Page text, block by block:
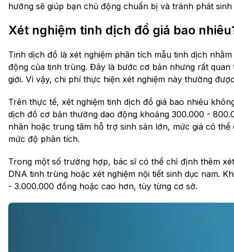
hưởng sẽ giúp bạn chủ động chuẩn bị và tránh phát
Xét nghiệm tinh dịch đồ giá bao
Tinh dịch đồ là xét nghiệm phân tích mẫu tinh dịch
động của tinh trùng. Đây là bước cơ bản nhưng rất
giới. Vì vậy, chi phí thực hiện xét nghiệm này thường
Trên thực tế, xét nghiệm tinh dịch đồ giá bao nhiêu
dịch đồ cơ bản thường dao động khoảng 300.000 -
nhân hoặc trung tâm hỗ trợ sinh sản lớn, mức giá có
mức độ phân tích.
Trong một số trường hợp, bác sĩ có thể chỉ định thêm
DNA tinh trùng hoặc xét nghiệm nội tiết sinh dục nam.
- 3.000.000 đồng hoặc cao hơn, tùy từng cơ sở.